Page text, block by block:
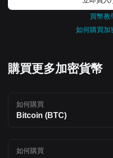
model (FluentBFT) to support
token issuance Vesting Structure: Most allocations follow long-
term vesting schedules to
Opens on April 24, 2026, 13:00 (UTC) Withdrawal:
April 25, 2026, 14:00 (UTC) Spot trading link: BLEND/USDT
Convert: Opens within 10
CoinmarketCap As of this writing, Fluent (BLEND) is trading at
買幣教
如何購買加
購買更多加密貨幣
如何購買
Bitcoin (BTC)
如何購買